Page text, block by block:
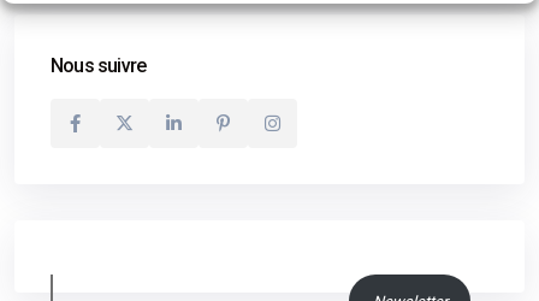
Nous suivre